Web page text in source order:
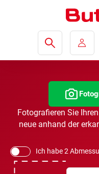
Fotografieren Sie
neue anhand der
Ich habe 2